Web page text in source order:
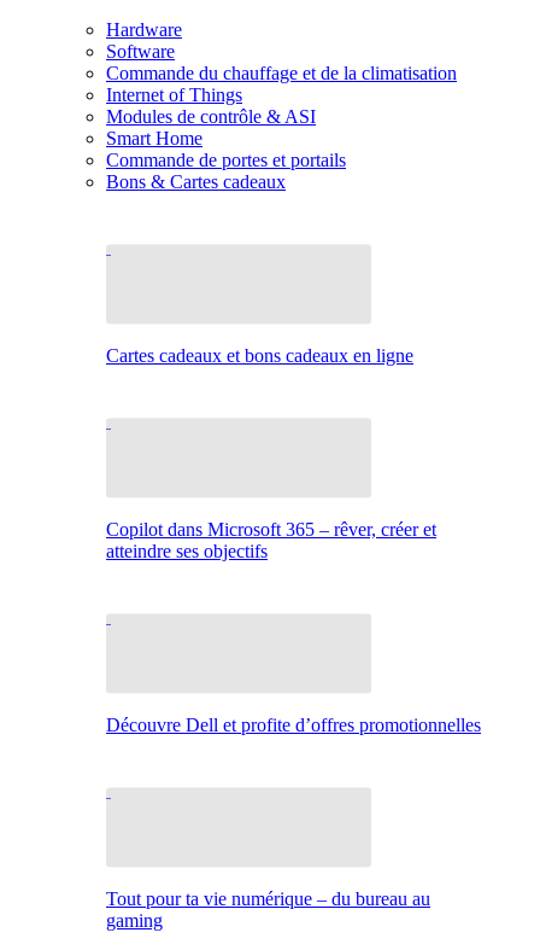
Hardware
Software
Commande du chauffage et de la climatisation
Internet of Things
Modules de contrôle & ASI
Smart Home
Commande de portes et portails
Bons & Cartes cadeaux
Cartes cadeaux et bons cadeaux en ligne
Copilot dans Microsoft 365 – rêver, créer et
atteindre ses objectifs
Découvre Dell et profite d’offres promotionnelles
Tout pour ta vie numérique – du bureau au
gaming